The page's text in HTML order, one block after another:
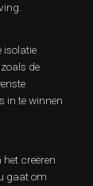
isolatie
de
in te winnen
creëren
gaat om